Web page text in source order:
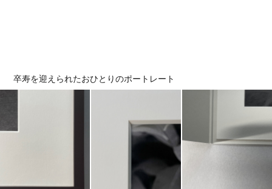
卒寿を迎えられたおひとりのポートレート